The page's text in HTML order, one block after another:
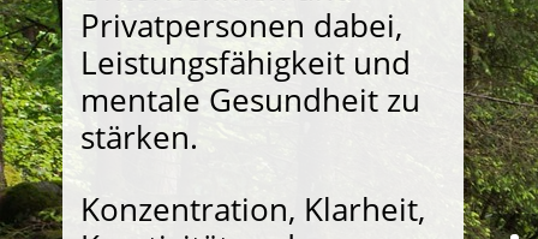
Privatpersonen dabei,
Leistungsfähigkeit und
mentale Gesundheit zu
stärken.
Konzentration, Klarheit,